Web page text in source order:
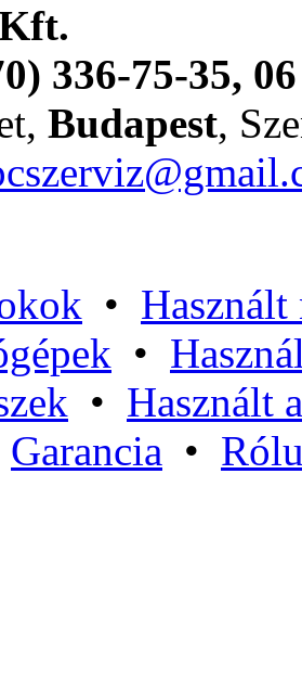
336-75-35,
Budapest,
•
•
• Használt
Garancia •